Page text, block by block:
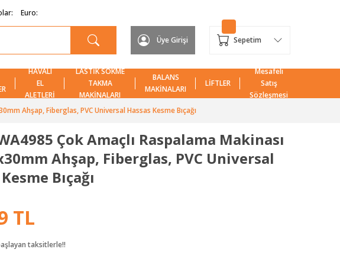
Euro:
Üye Girişi Sepetim
HAVALI
EL
ALETLERİ
LASTİK SÖKME
TAKMA
MAKİNALARI
BALANS
MAKİNALARI
LİFTLER
Mesafeli
Satış
Sözleşmesi
Ahşap, Fiberglas, PVC Universal Hassas Kesme Bıçağı
Çok Amaçlı Raspalama Makinası
Ahşap, Fiberglas, PVC Universal
Bıçağı
TL
taksitlerle!!